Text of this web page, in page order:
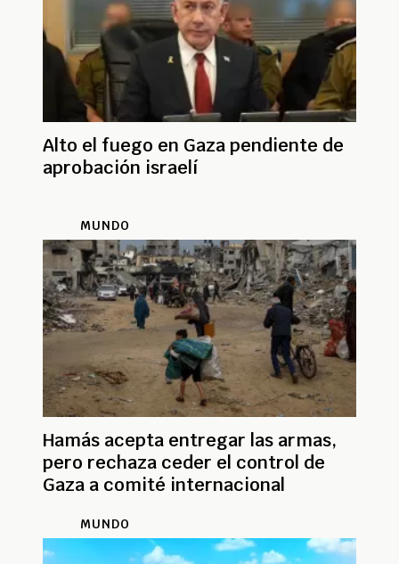
Alto el fuego en Gaza pendiente de
aprobación israelí
MUNDO
Hamás acepta entregar las armas,
pero rechaza ceder el control de
Gaza a comité internacional
MUNDO